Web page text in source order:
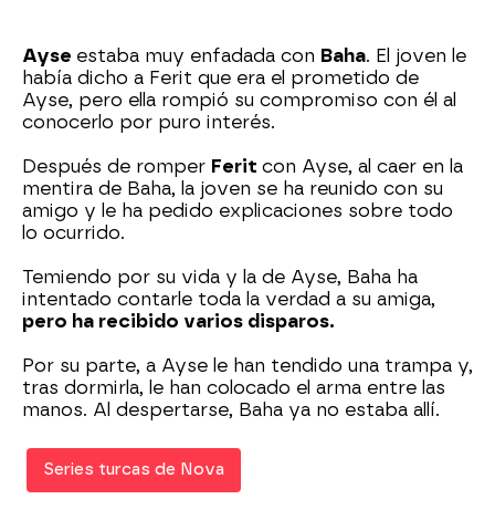
Ayse estaba muy enfadada con Baha. El joven le
había dicho a Ferit que era el prometido de
Ayse, pero ella rompió su compromiso con él al
conocerlo por puro interés.
Después de romper Ferit con Ayse, al caer en la
mentira de Baha, la joven se ha reunido con su
amigo y le ha pedido explicaciones sobre todo
lo ocurrido.
Temiendo por su vida y la de Ayse, Baha ha
intentado contarle toda la verdad a su amiga,
pero ha recibido varios disparos.
Por su parte, a Ayse le han tendido una trampa y,
tras dormirla, le han colocado el arma entre las
manos. Al despertarse, Baha ya no estaba allí.
Series turcas de Nova